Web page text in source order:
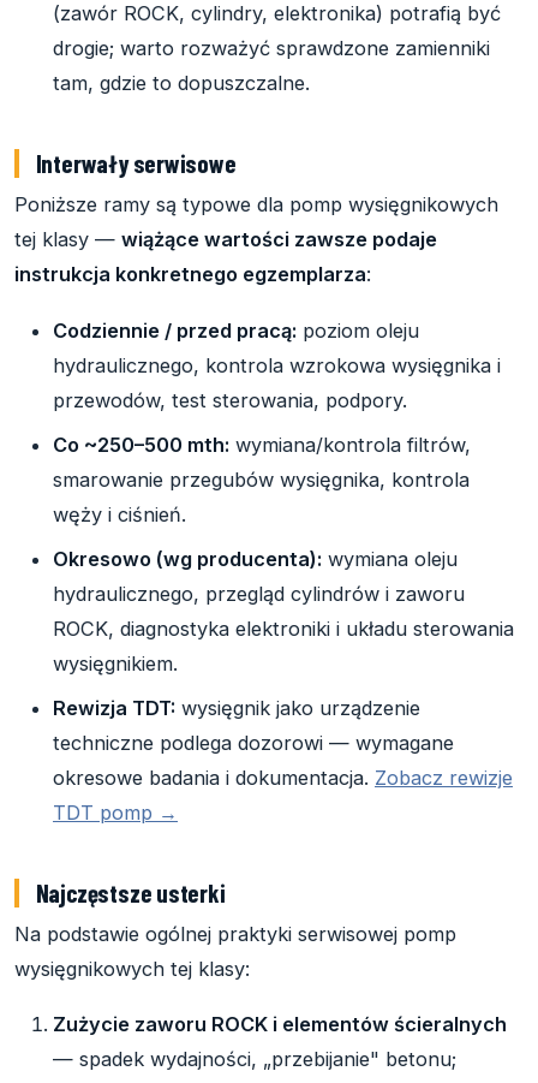
(zawór ROCK, cylindry, elektronika) potrafią być
drogie; warto rozważyć sprawdzone zamienniki
tam, gdzie to dopuszczalne.
Interwały serwisowe
Poniższe ramy są typowe dla pomp wysięgnikowych
tej klasy — wiążące wartości zawsze podaje
instrukcja konkretnego egzemplarza:
Codziennie / przed pracą: poziom oleju
hydraulicznego, kontrola wzrokowa wysięgnika i
przewodów, test sterowania, podpory.
Co ~250–500 mth: wymiana/kontrola filtrów,
smarowanie przegubów wysięgnika, kontrola
węży i ciśnień.
Okresowo (wg producenta): wymiana oleju
hydraulicznego, przegląd cylindrów i zaworu
ROCK, diagnostyka elektroniki i układu sterowania
wysięgnikiem.
Rewizja TDT: wysięgnik jako urządzenie
techniczne podlega dozorowi — wymagane
okresowe badania i dokumentacja. Zobacz rewizje
TDT pomp →
Najczęstsze usterki
Na podstawie ogólnej praktyki serwisowej pomp
wysięgnikowych tej klasy:
Zużycie zaworu ROCK i elementów ścieralnych
— spadek wydajności, „przebijanie" betonu;